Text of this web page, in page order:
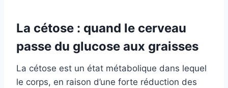
La cétose : quand le cerveau
passe du glucose aux graisses
La cétose est un état métabolique dans lequel
le corps, en raison d’une forte réduction des